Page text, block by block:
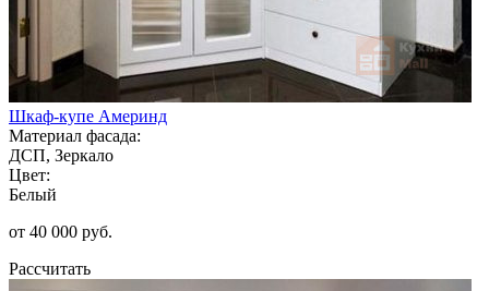
Шкаф-купе Америнд
Материал фасада:
ДСП, Зеркало
Цвет:
Белый
от 40 000 руб.
Рассчитать